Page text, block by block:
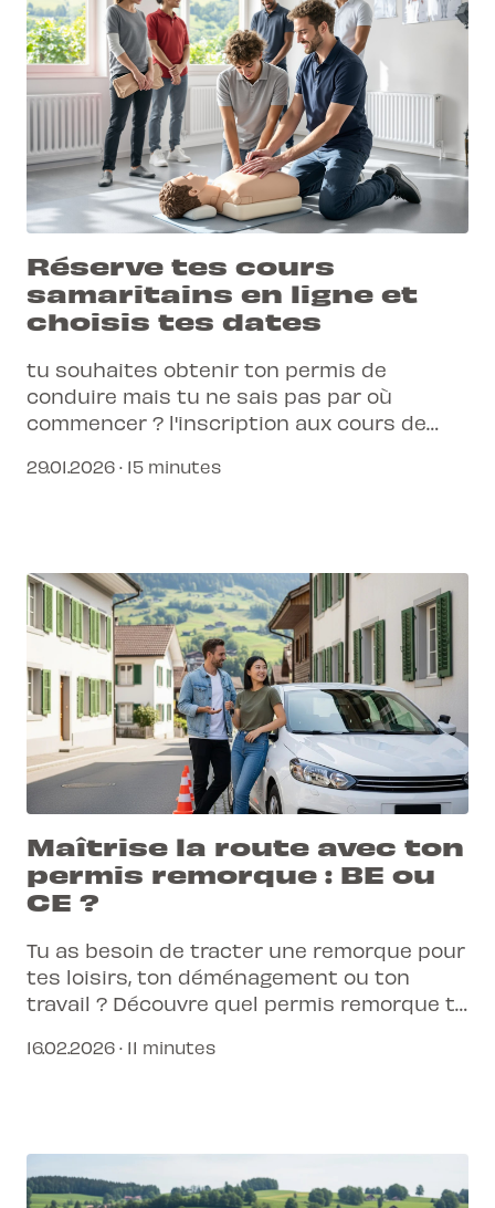
Réserve tes cours
samaritains en ligne et
choisis tes dates
tu souhaites obtenir ton permis de
conduire mais tu ne sais pas par où
commencer ? l'inscription aux cours de
obligatoire pour débloquer ton avenir sur
29.01.2026 · 15 minutes
Maîtrise la route avec ton
permis remorque : BE ou
CE ?
Tu as besoin de tracter une remorque pour
tes loisirs, ton déménagement ou ton
travail ? Découvre quel permis remorque te
Suisse.
16.02.2026 · 11 minutes